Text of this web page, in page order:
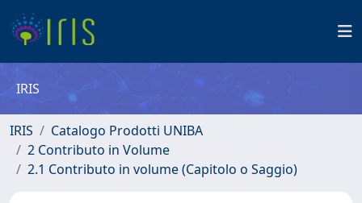
IRIS
IRIS
Catalogo Prodotti UNIBA
2 Contributo in Volume
2.1 Contributo in volume (Capitolo o Saggio)